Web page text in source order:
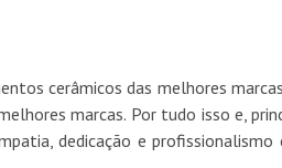
cerâmicos das melhores
marcas. Por tudo isso e,
dedicação e